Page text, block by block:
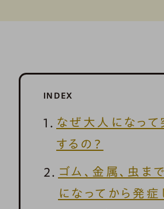
INDEX
なぜ大人になって
するの？
ゴム、金属、虫ま
になってから発症